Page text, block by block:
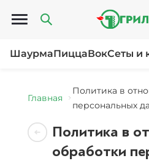
Открыть меню
ШаурмаПиццаВокСеты и
Главная
Политика в
персональных
Политика в
обработки